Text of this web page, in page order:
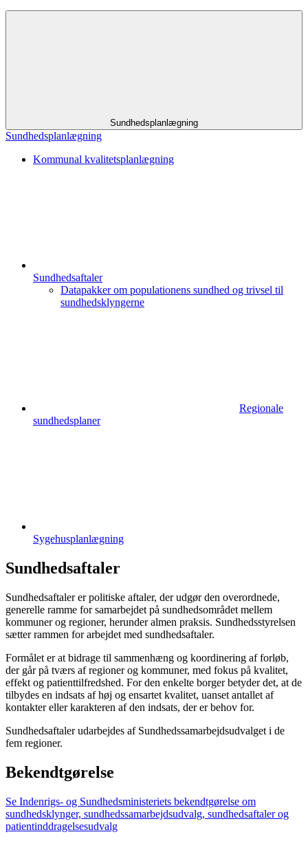
Sundhedsplanlægning
Sundhedsplanlægning
Kommunal kvalitetsplanlægning
Sundhedsaftaler
Datapakker om populationens sundhed og trivsel til
sundhedsklyngerne
Regionale
sundhedsplaner
Sygehusplanlægning
Sundhedsaftaler
Sundhedsaftaler er politiske aftaler, der udgør den overordnede,
generelle ramme for samarbejdet på sundhedsområdet mellem
kommuner og regioner, herunder almen praksis. Sundhedsstyrelsen
sætter rammen for arbejdet med sundhedsaftaler.
Formålet er at bidrage til sammenhæng og koordinering af forløb,
der går på tværs af regioner og kommuner, med fokus på kvalitet,
effekt og patienttilfredshed. For den enkelte borger betyder det, at de
tilbydes en indsats af høj og ensartet kvalitet, uanset antallet af
kontakter eller karakteren af den indsats, der er behov for.
Sundhedsaftaler udarbejdes af Sundhedssamarbejdsudvalget i de
fem regioner.
Bekendtgørelse
Se Indenrigs- og Sundhedsministeriets bekendtgørelse om
sundhedsklynger, sundhedssamarbejdsudvalg, sundhedsaftaler og
patientinddragelsesudvalg